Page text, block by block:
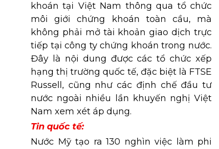
khoán tại Việt Nam thông qua tổ chức
môi giới chứng khoán toàn cầu, mà
không phải mở tài khoản giao dịch trực
tiếp tại công ty chứng khoán trong nước.
Đây là nội dung được các tổ chức xếp
hạng thị trường quốc tế, đặc biệt là FTSE
Russell, cũng như các định chế đầu tư
nước ngoài nhiều lần khuyến nghị Việt
Nam xem xét áp dụng.
Tin quốc tế:
Nước Mỹ tạo ra 130 nghìn việc làm phi